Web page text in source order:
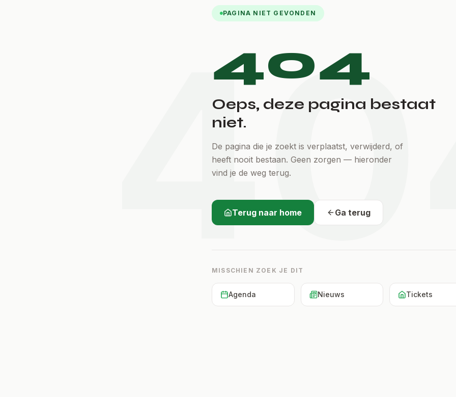
PAGINA NIET GEVONDEN
404
Oeps, deze pagina bestaat
niet.
De pagina die je zoekt is verplaatst, verwijderd, of
heeft nooit bestaan. Geen zorgen — hieronder
vind je de weg terug.
Terug naar home Ga terug
MISSCHIEN ZOEK JE DIT
Agenda Nieuws Tickets